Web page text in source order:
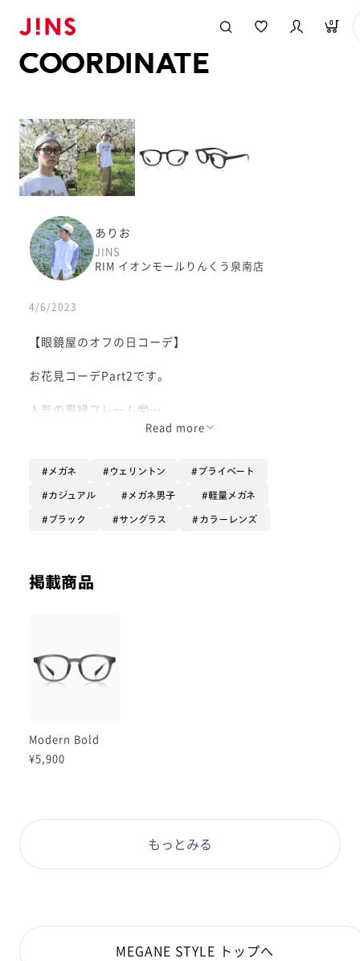
0
COORDINATE
ありお
JINS
RIM イオンモールりんくう泉南店
4/6/2023
【眼鏡屋のオフの日コーデ】
お花見コーデPart2です。
人気の黒縁フレーム🤓
軽量なので長時間かけても疲れにくいです！
い商品です！
今回はメガネをメインでシンプルなコーディネートにし
てみました✨
顔型:面長
PD(瞳孔間距離):66
Read more
メガネ ウェリントン プライベート
カジュアル メガネ男子 軽量メガネ
ブラック サングラス カラーレンズ
掲載商品
Modern Bold
¥5,900
もっとみる
MEGANE STYLE トップへ